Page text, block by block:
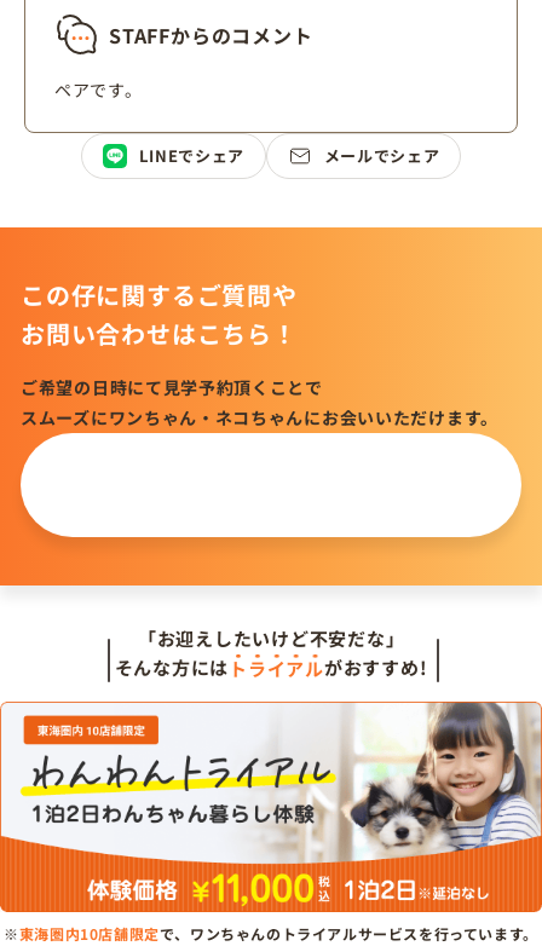
STAFFからのコメント
ペアです。
LINEでシェア メールでシェア
この仔に関するご質問や
お問い合わせはこちら！
ご希望の日時にて見学予約頂くことで
スムーズにワンちゃん・ネコちゃんにお会いいただけます。
「お迎えしたいけど不安だな」
そんな方には トライアルがおすすめ!
※東海圏内10店舗限定で、ワンちゃんのトライアルサービスを行っています。